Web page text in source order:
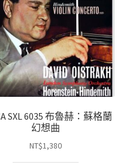
SXL 6035 布魯赫：蘇格蘭
幻想曲
NT$1,380